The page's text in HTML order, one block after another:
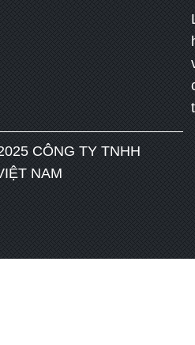
CÔNG TY TNHH
NAM